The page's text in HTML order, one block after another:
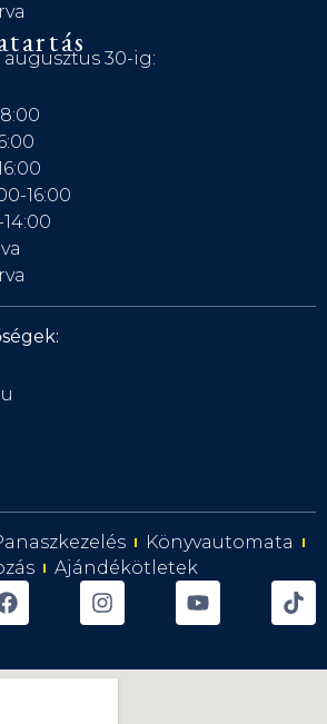
augusztus 30-ig:
16:00
Könyvautomata
Ajándékötletek